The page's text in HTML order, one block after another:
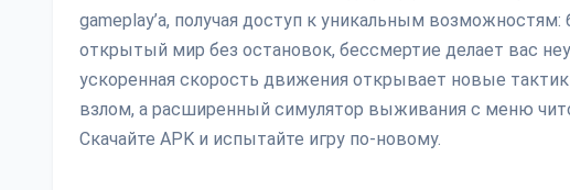
gameplay’а, получая доступ к уникальным
открытый мир без остановок, бессмертие делает вас
ускоренная скорость движения открывает новые
взлом, а расширенный симулятор выживания с меню
Скачайте APK и испытайте игру по-новому.